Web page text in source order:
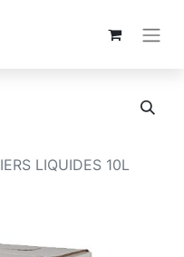
LIQUIDES 10L